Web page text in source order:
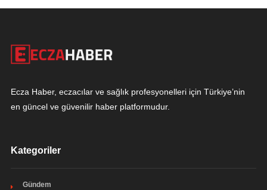
Ecza Haber, eczacılar ve sağlık profesyonelleri için Türkiye’nin
en güncel ve güvenilir haber platformudur.
Kategoriler
Gündem